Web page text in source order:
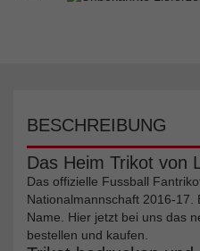
BESCHREIBUNG
Das Heim Trikot von
Das offizielle Fussball
Nationalmannschaft 2016-17.
Name. Hier jetzt bei uns das
bestellen und kaufen.